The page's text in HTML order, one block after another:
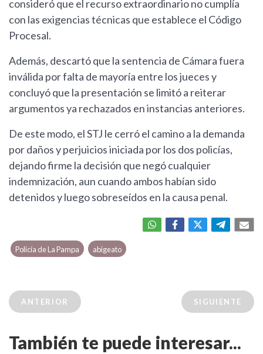
consideró que el recurso extraordinario no cumplía
con las exigencias técnicas que establece el Código
Procesal.
Además, descartó que la sentencia de Cámara fuera
inválida por falta de mayoría entre los jueces y
concluyó que la presentación se limitó a reiterar
argumentos ya rechazados en instancias anteriores.
De este modo, el STJ le cerró el camino a la demanda
por daños y perjuicios iniciada por los dos policías,
dejando firme la decisión que negó cualquier
indemnización, aun cuando ambos habían sido
detenidos y luego sobreseídos en la causa penal.
Policía de La Pampa abigeato
ANTERIOR SIGUIENTE
También te puede interesar...